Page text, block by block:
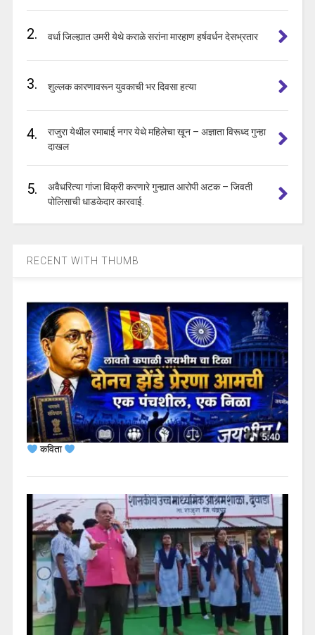
2. वर्धा जिल्ह्यात उमरी येथे कराळे सरांना मारहाण हर्षवर्धन देसभ्रतार
3. शुल्लक कारणावरून युवकाची भर दिवसा हत्या
4.
राजुरा येथील रमाबाई नगर येथे महिलेचा खून – अज्ञाता विरूध्द गुन्हा
दाखल
5.
अवैधरित्या गांजा विक्री करणारे गुन्ह्यात आरोपी अटक – जिवती
पोलिसाची धाडकेदार कारवाई.
RECENT WITH THUMB
कविता